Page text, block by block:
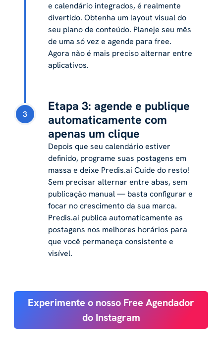
e calendário integrados, é realmente
divertido. Obtenha um layout visual do
seu plano de conteúdo. Planeje seu mês
de uma só vez e agende para free.
Agora não é mais preciso alternar entre
aplicativos.
3
Etapa 3: agende e publique
automaticamente com
apenas um clique
Depois que seu calendário estiver
definido, programe suas postagens em
massa e deixe Predis.ai Cuide do resto!
Sem precisar alternar entre abas, sem
publicação manual — basta configurar e
focar no crescimento da sua marca.
Predis.ai publica automaticamente as
postagens nos melhores horários para
que você permaneça consistente e
visível.
Experimente o nosso Free Agendador
do Instagram